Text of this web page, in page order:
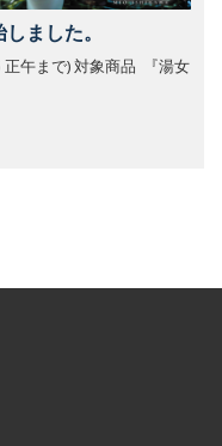
ました。
午まで) 対象商品 『湯女